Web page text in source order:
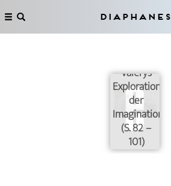
Diaphanes
›My
Psychology‹.
Valérys
Exploration
der
Imagination
(S. 82 –
101)